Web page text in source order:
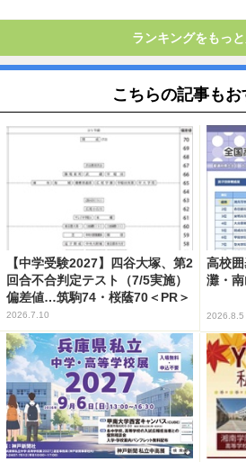
ランキングをもっ
こちらの記事もお
【中学受験2027】四谷大塚、第2
回合不合判定テスト（7/5実施）
偏差値…筑駒74・桜蔭70＜PR＞
2026.7.10
高校
灘・
2026.8.5